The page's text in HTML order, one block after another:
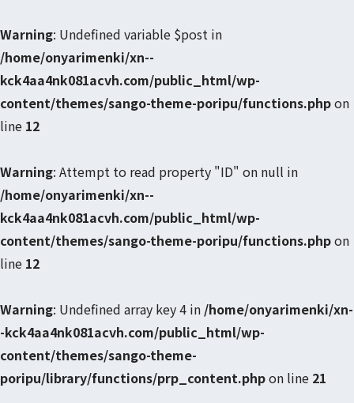
Warning: Undefined variable $post in
/home/onyarimenki/xn--
kck4aa4nk081acvh.com/public_html/wp-
content/themes/sango-theme-poripu/functions.phpon
line 12
Warning: Attempt to read property "ID" on null in
/home/onyarimenki/xn--
kck4aa4nk081acvh.com/public_html/wp-
content/themes/sango-theme-poripu/functions.phpon
line 12
Warning: Undefined array key 4 in /home/onyarimenki/xn-
-kck4aa4nk081acvh.com/public_html/wp-
content/themes/sango-theme-
poripu/library/functions/prp_content.phpon line 21